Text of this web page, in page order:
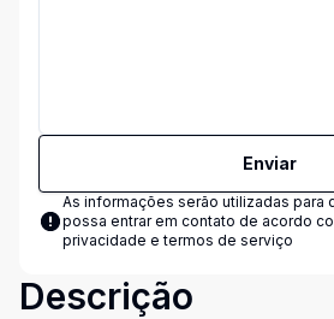
Enviar
As informações serão utilizadas para
possa entrar em contato de acordo
privacidade e termos de serviço
Descrição